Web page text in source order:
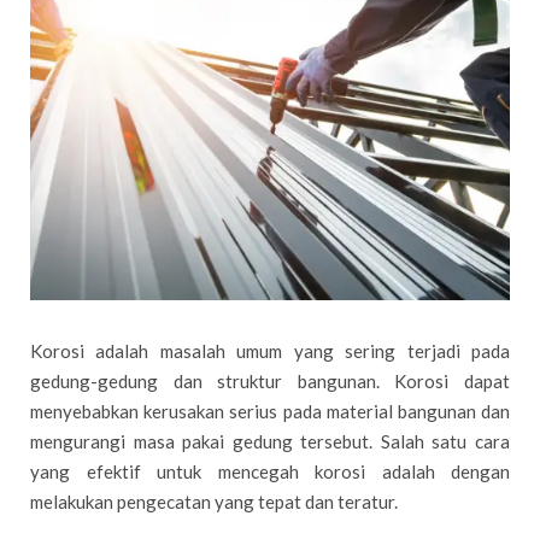
Korosi adalah masalah umum yang sering terjadi pada
gedung-gedung dan struktur bangunan. Korosi dapat
menyebabkan kerusakan serius pada material bangunan dan
mengurangi masa pakai gedung tersebut. Salah satu cara
yang efektif untuk mencegah korosi adalah dengan
melakukan pengecatan yang tepat dan teratur.